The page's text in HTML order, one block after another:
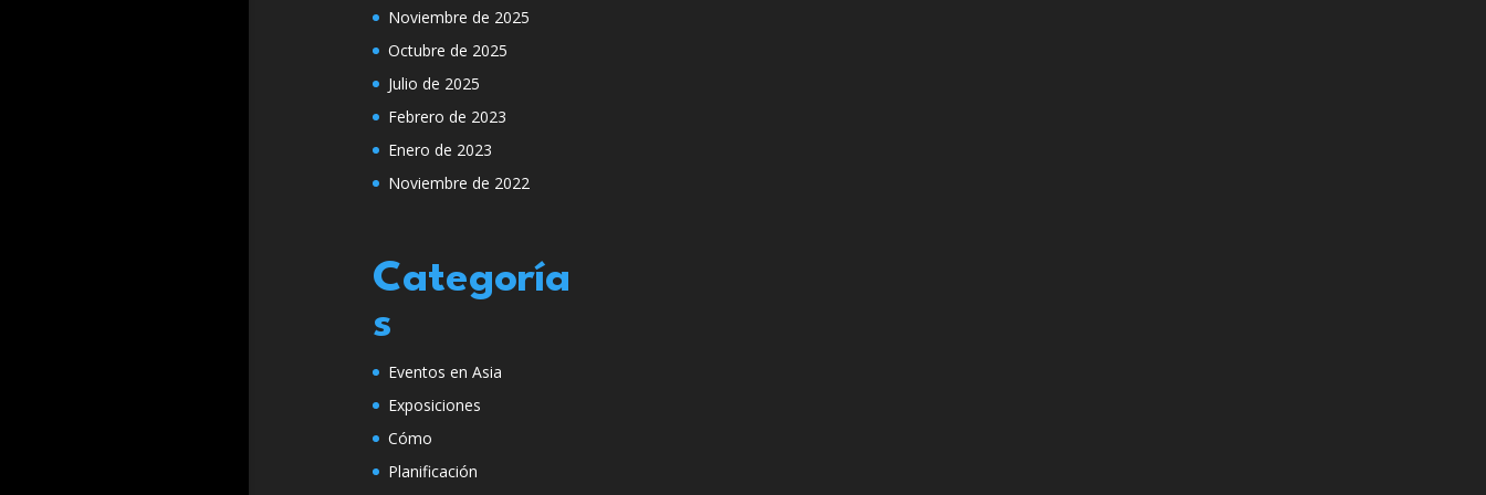
Noviembre de 2025
Octubre de 2025
Julio de 2025
Febrero de 2023
Enero de 2023
Noviembre de 2022
Categoría
s
Eventos en Asia
Exposiciones
Cómo
Planificación